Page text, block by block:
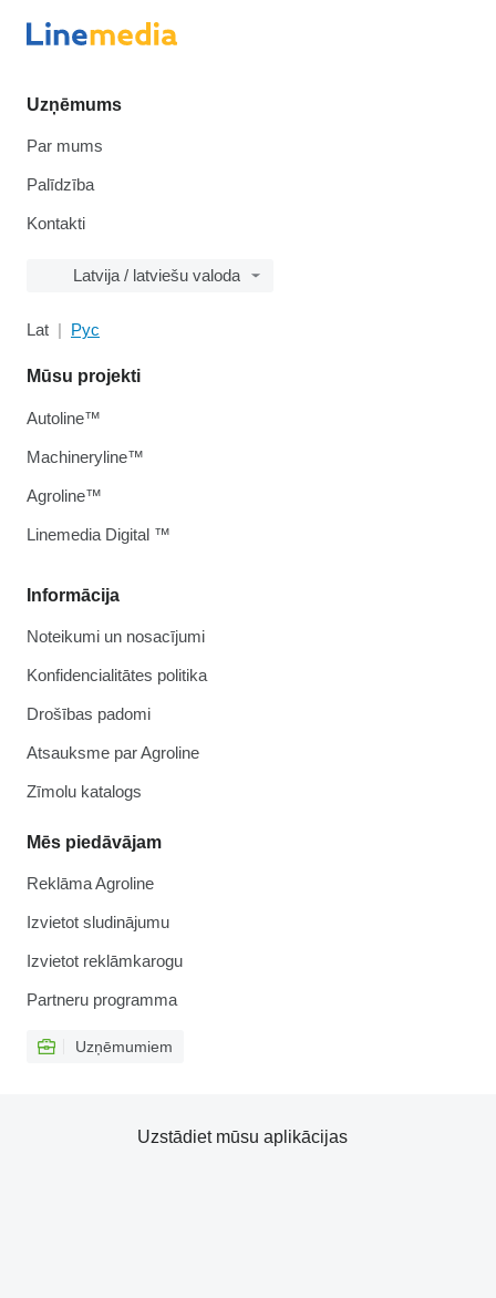
Uzņēmums
Par mums
Palīdzība
Kontakti
Latvija / latviešu valoda
Lat Рус
Informācija
Noteikumi un nosacījumi
Konfidencialitātes politika
Drošības padomi
Atsauksme par Agroline
Zīmolu katalogs
Mēs piedāvājam
Reklāma Agroline
Izvietot sludinājumu
Izvietot reklāmkarogu
Partneru programma
Uzņēmumiem
Mūsu projekti
Autoline™
Machineryline™
Agroline™
Linemedia Digital ™
Uzstādiet mūsu aplikācijas